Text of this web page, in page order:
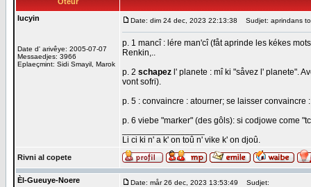
lucyin
Date d' arivêye: 2005-07-07
Messaedjes: 3966
Eplaeçmint: Sidi Smayil, Marok
Date: dim 24 dec, 2023 22:13:38 Sudjet: aprindans
p. 1 mancî : lére man'cî (fåt aprinde les kékes
Renkin,..
p. 2 schapez l' planete : mî ki "såvez l' planete".
vont sofri).
p. 5 : convaincre : atourner; se laisser
p. 6 viebe "marker" (des gôls): si codjowe come
Li ci ki n' a k' on toû n' vike k' on djoû.
Rivni al copete
Èl-Gueuye-Noere Date: mår 26 dec, 2023 13:53:49 Sudjet: